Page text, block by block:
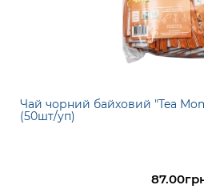
Чай чорний байховий "Tea
(50шт/уп)